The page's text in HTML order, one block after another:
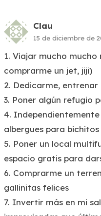
Clau
15 de diciembre de
1. Viajar mucho
comprarme un jet, jiji)
2. Dedicarme,
3. Poner algún refugio
4.
albergues para bichitos
5. Poner un local
espacio gratis para
6. Comprarme un
gallinitas felices
7. Invertir más en mi